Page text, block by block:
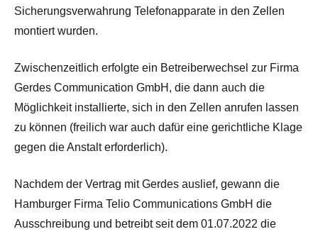
Sicherungsverwahrung Telefonapparate in den Zellen
montiert wurden.
Zwischenzeitlich erfolgte ein Betreiberwechsel zur Firma
Gerdes Communication GmbH, die dann auch die
Möglichkeit installierte, sich in den Zellen anrufen lassen
zu können (freilich war auch dafür eine gerichtliche Klage
gegen die Anstalt erforderlich).
Nachdem der Vertrag mit Gerdes auslief, gewann die
Hamburger Firma Telio Communications GmbH die
Ausschreibung und betreibt seit dem 01.07.2022 die